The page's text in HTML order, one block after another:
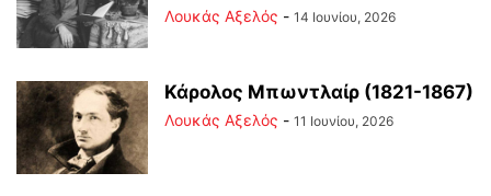
Λουκάς Αξελός - 14 Ιουνίου, 2026
Κάρολος Μπωντλαίρ (1821-1867)
Λουκάς Αξελός - 11 Ιουνίου, 2026